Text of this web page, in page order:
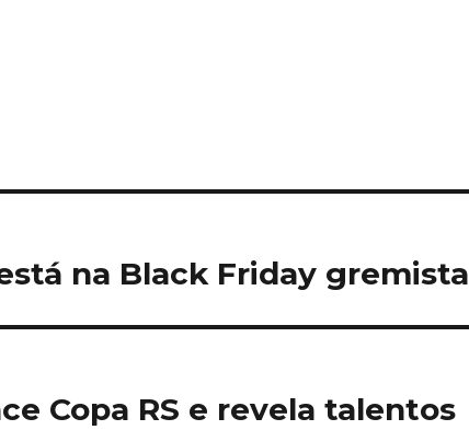
na Black Friday gremista
Copa RS e revela talentos